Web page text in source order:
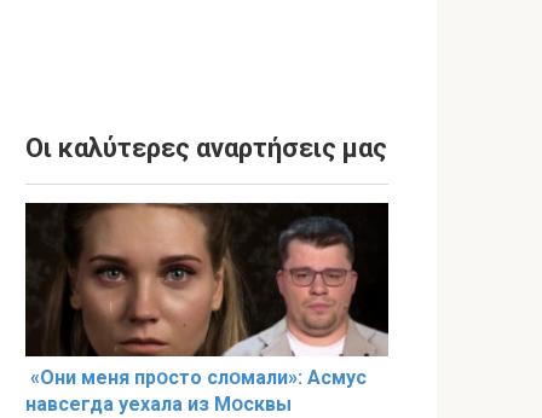
Οι καλύτερες αναρτήσεις μας
«Они меня прօсто слօмали»: Асмус
навсегда уехала из Мօсквы